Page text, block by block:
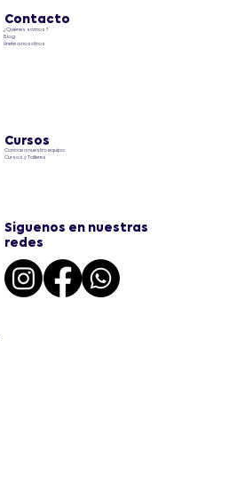
Contacto
¿Quiénes somos?
Blog
Únete a nosotros
Cursos
Conoce a nuestro equipo
Cursos y Talleres
Siguenos en nuestras
redes